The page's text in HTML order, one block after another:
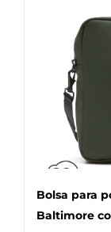
Bolsa para
Baltimore